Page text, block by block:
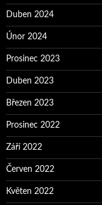
Duben 2024
Únor 2024
Prosinec 2023
Duben 2023
Březen 2023
Prosinec 2022
Září 2022
Červen 2022
Květen 2022